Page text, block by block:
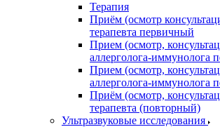
Терапия
Приём (осмотр
терапевта первичный
Прием (осмотр,
аллерголога-иммунолога
Прием (осмотр,
аллерголога-иммунолога
Приём (осмотр,
терапевта (повторный)
Ультразвуковые исследования